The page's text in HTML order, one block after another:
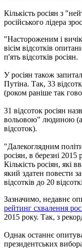
Кількість росіян з
російського лідера
"Настороженим і
вісім відсотків
п'ять відсотків росіян.
У росіян також
Путіна. Так, 33
(роком раніше так
31 відсоток росіян
вольовою" людиною
відсоток).
"Далекоглядним
росіян, в березні 2015
Кількість росіян, які
який здатен повести
відсотків до 20
Зазначимо, недавнє
рейтинг схвалення
2015 року. Так, з
Однак останнє
президентських